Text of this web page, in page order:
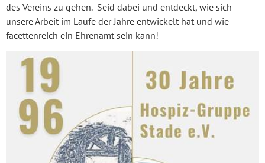
des Vereins zu gehen. Seid dabei und entdeckt, wie sich
unsere Arbeit im Laufe der Jahre entwickelt hat und wie
facettenreich ein Ehrenamt sein kann!